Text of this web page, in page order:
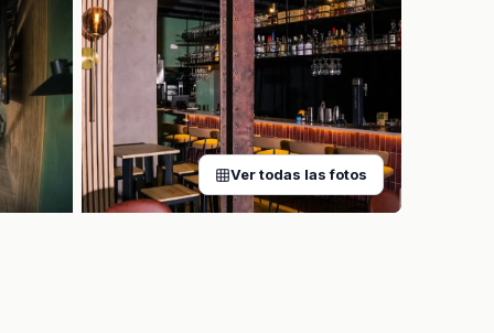
Ver todas las fotos